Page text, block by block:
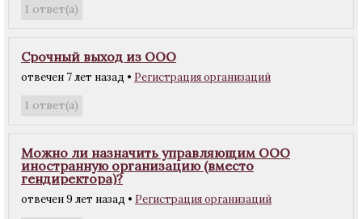
1 ответ(а)
Срочный выход из ООО
отвечен 7 лет назад • Регистрация организаций
1 ответ(а)
Можно ли назначить управляющим ООО
иностранную организацию (вместо
гендиректора)?
отвечен 9 лет назад • Регистрация организаций